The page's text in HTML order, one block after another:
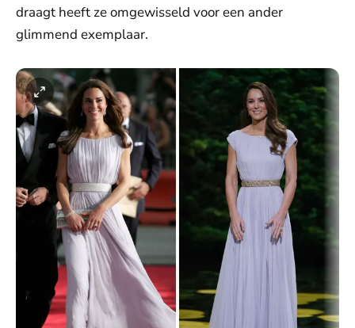
draagt heeft ze omgewisseld voor een ander
glimmend exemplaar.